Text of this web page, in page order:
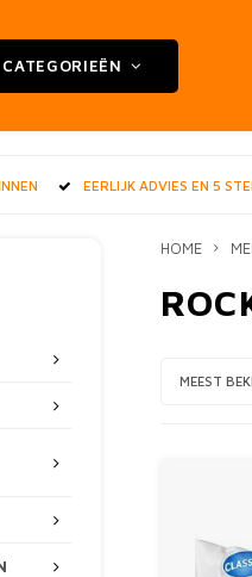
CATEGORIEËN
EERLIJK ADVIES EN 5
HOME
MEEST